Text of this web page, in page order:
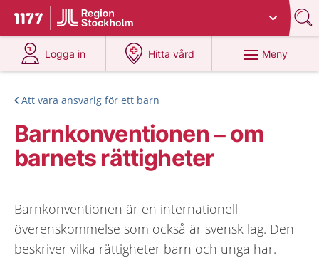
Till startsidan för 1177
Du har valt region
Logga in
på 1177.se
Hitta vård
på 1177.se
Meny
Att vara ansvarig för ett barn
Barnkonventionen – om
barnets rättigheter
Barnkonventionen är en internationell
överenskommelse som också är svensk lag. Den
beskriver vilka rättigheter barn och unga har.